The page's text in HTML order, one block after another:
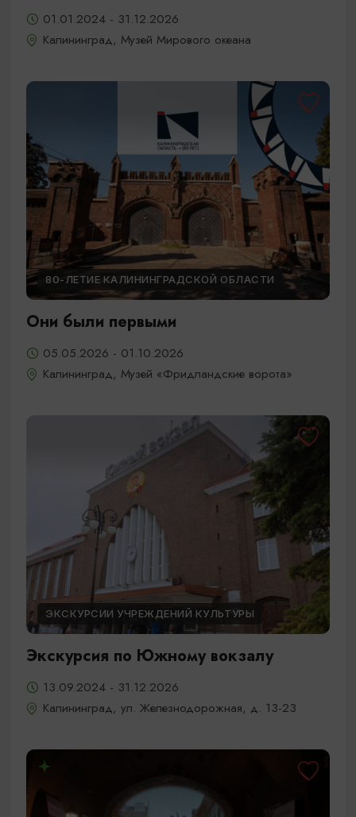
01.01.2024 - 31.12.2026
Калининград, Музей Мирового океана
80-ЛЕТИЕ КАЛИНИНГРАДСКОЙ ОБЛАСТИ
Они были первыми
05.05.2026 - 01.10.2026
Калининград, Музей «Фридландские ворота»
ЭКСКУРСИИ УЧРЕЖДЕНИЙ КУЛЬТУРЫ
Экскурсия по Южному вокзалу
13.09.2024 - 31.12.2026
Калининград, ул. Железнодорожная, д. 13-23